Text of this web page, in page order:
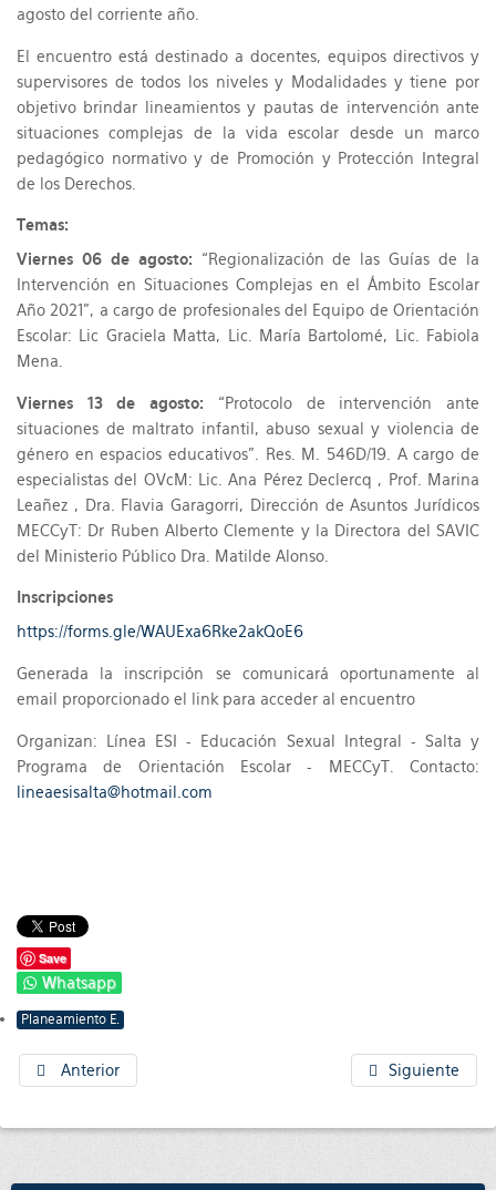
agosto del corriente año.
El encuentro está destinado a docentes, equipos directivos y
supervisores de todos los niveles y Modalidades y tiene por
objetivo brindar lineamientos y pautas de intervención ante
situaciones complejas de la vida escolar desde un marco
pedagógico normativo y de Promoción y Protección Integral
de los Derechos.
Temas:
Viernes 06 de agosto: “Regionalización de las Guías de la
Intervención en Situaciones Complejas en el Ámbito Escolar
Año 2021”, a cargo de profesionales del Equipo de Orientación
Escolar: Lic Graciela Matta, Lic. María Bartolomé, Lic. Fabiola
Mena.
Viernes 13 de agosto: “Protocolo de intervención ante
situaciones de maltrato infantil, abuso sexual y violencia de
género en espacios educativos”. Res. M. 546D/19. A cargo de
especialistas del OVcM: Lic. Ana Pérez Declercq , Prof. Marina
Leañez , Dra. Flavia Garagorri, Dirección de Asuntos Jurídicos
MECCyT: Dr Ruben Alberto Clemente y la Directora del SAVIC
del Ministerio Público Dra. Matilde Alonso.
Inscripciones
https://forms.gle/WAUExa6Rke2akQoE6
Generada la inscripción se comunicará oportunamente al
email proporcionado el link para acceder al encuentro
Organizan: Línea ESI - Educación Sexual Integral - Salta y
Programa de Orientación Escolar - MECCyT. Contacto:
lineaesisalta@hotmail.com
Save
Whatsapp
Planeamiento E.
Anterior Siguiente